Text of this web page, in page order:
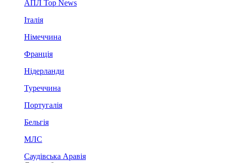
АПЛ Top News
Італія
Німеччина
Франція
Нідерланди
Туреччина
Португалія
Бельгія
МЛС
Саудівська Аравія